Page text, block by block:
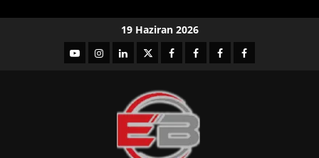
19 Haziran 2026
YouTubeInstagram
LinkedIntwitterfacebook-Facebook-
Facebook-Facebook-